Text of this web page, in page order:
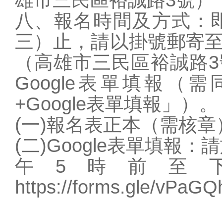
八、報名時間及方式：
三）止，請以掛號郵寄
（高雄市三民區裕誠
Google表單填報（
+Google表單填報」）。
(一)報名表正本（需核
(二)Google表單填報：
午5時前至
https://forms.gle/